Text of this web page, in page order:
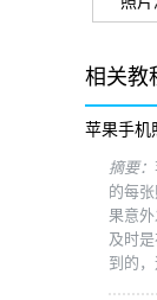
相关教
苹果手机
摘要：
的每
果意
及时
到的